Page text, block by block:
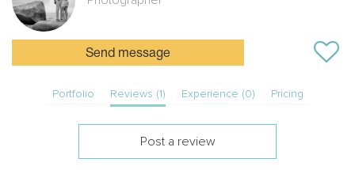
Send message
Portfolio Reviews (1) Experience (0) Pricing
Post a review